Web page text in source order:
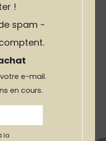
76,90€
!
spam -
e-mail.
en cours.
la